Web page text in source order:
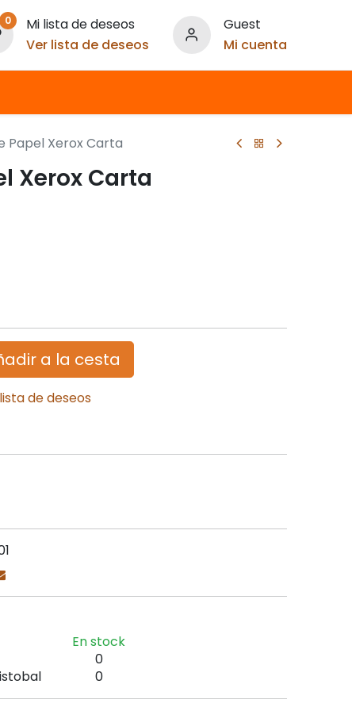
0
Mi lista de deseos
Ver lista de deseos
Guest
Mi cuenta
Papel Xerox Carta
Xerox Carta
a la cesta
de deseos
En stock
0
0